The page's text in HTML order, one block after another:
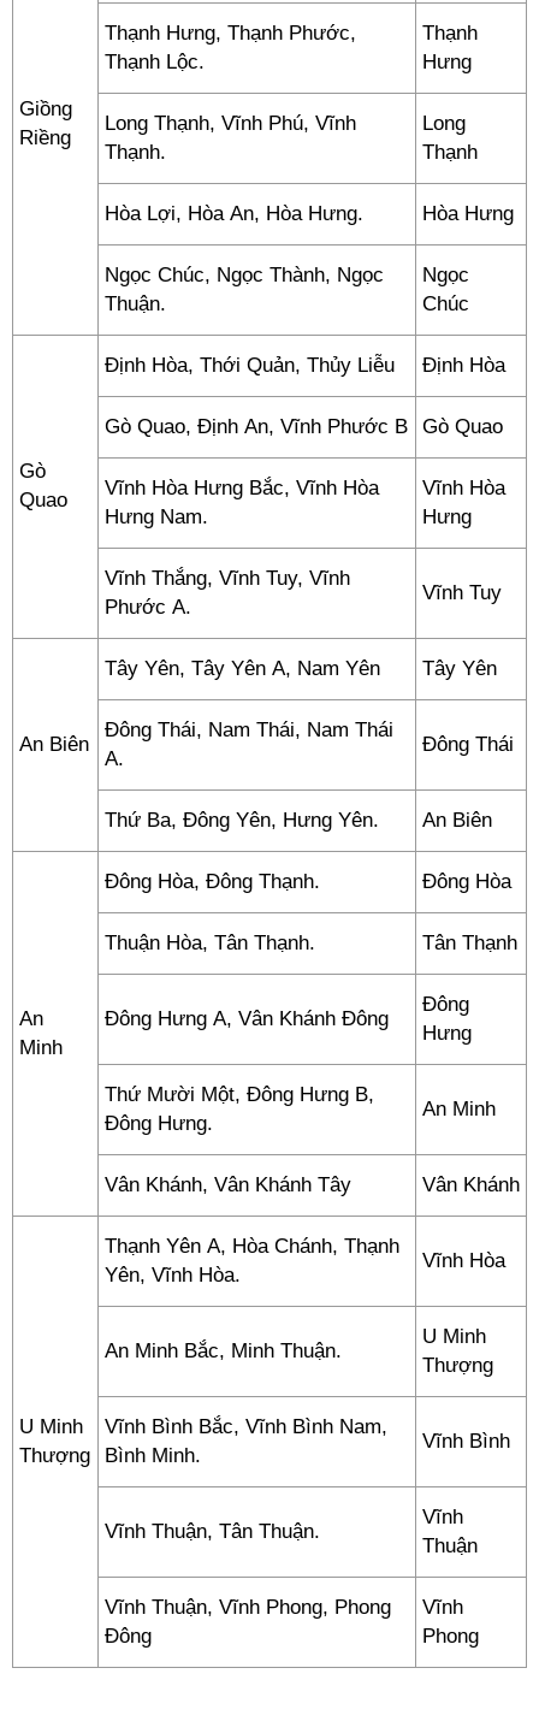
Giồng
Riềng
Thạnh Hưng, Thạnh Phước,
Thạnh Lộc.
Thạnh
Hưng
Long Thạnh, Vĩnh Phú, Vĩnh
Thạnh.
Long
Thạnh
Hòa Lợi, Hòa An, Hòa Hưng. Hòa Hưng
Ngọc Chúc, Ngọc Thành, Ngọc
Thuận.
Ngọc
Chúc
Gò
Quao
Định Hòa, Thới Quản, Thủy Liễu Định Hòa
Gò Quao, Định An, Vĩnh Phước B Gò Quao
Vĩnh Hòa Hưng Bắc, Vĩnh Hòa
Hưng Nam.
Vĩnh Hòa
Hưng
Vĩnh Thắng, Vĩnh Tuy, Vĩnh
Phước A.
Vĩnh Tuy
An Biên
Tây Yên, Tây Yên A, Nam Yên Tây Yên
Đông Thái, Nam Thái, Nam Thái
A.
Đông Thái
Thứ Ba, Đông Yên, Hưng Yên. An Biên
An
Minh
Đông Hòa, Đông Thạnh. Đông Hòa
Thuận Hòa, Tân Thạnh. Tân Thạnh
Đông Hưng A, Vân Khánh Đông
Đông
Hưng
Thứ Mười Một, Đông Hưng B,
Đông Hưng.
An Minh
Vân Khánh, Vân Khánh Tây Vân Khánh
U Minh
Thượng
Thạnh Yên A, Hòa Chánh, Thạnh
Yên, Vĩnh Hòa.
Vĩnh Hòa
An Minh Bắc, Minh Thuận.
U Minh
Thượng
Vĩnh Bình Bắc, Vĩnh Bình Nam,
Bình Minh.
Vĩnh Bình
Vĩnh Thuận, Tân Thuận.
Vĩnh
Thuận
Vĩnh Thuận, Vĩnh Phong, Phong
Đông
Vĩnh
Phong